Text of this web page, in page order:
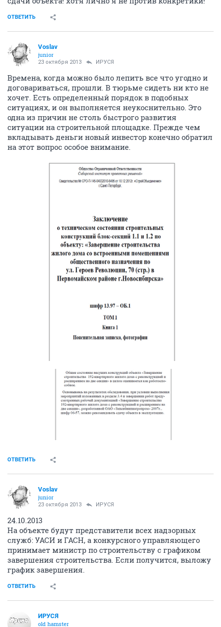
ОТВЕТИТЬ
Voslav
junior
23 октября 2013 ИРУСЯ
Времена, когда можно было лепить все что угодно и
договариваться, прошли. В тюрьме сидеть ни кто не
хочет. Есть определенный порядок в подобных
ситуациях, и он выполняется неукоснительно. Это
одна из причин не столь быстрого развития
ситуации на строительной площадке. Прежде чем
вкладывать деньги новый инвестор конечно обратил
на этот вопрос особое внимание.
ОТВЕТИТЬ
Voslav
junior
23 октября 2013 ИРУСЯ
24.10.2013
На объекте будут представители всех надзорных
служб: УАСИ и ГАСН, а конкурсного управляющего
принимает министр по строительству с графиком
завершения строительства. Если получится, выложу
график завершения.
ОТВЕТИТЬ
ИРУСЯ
old hamster